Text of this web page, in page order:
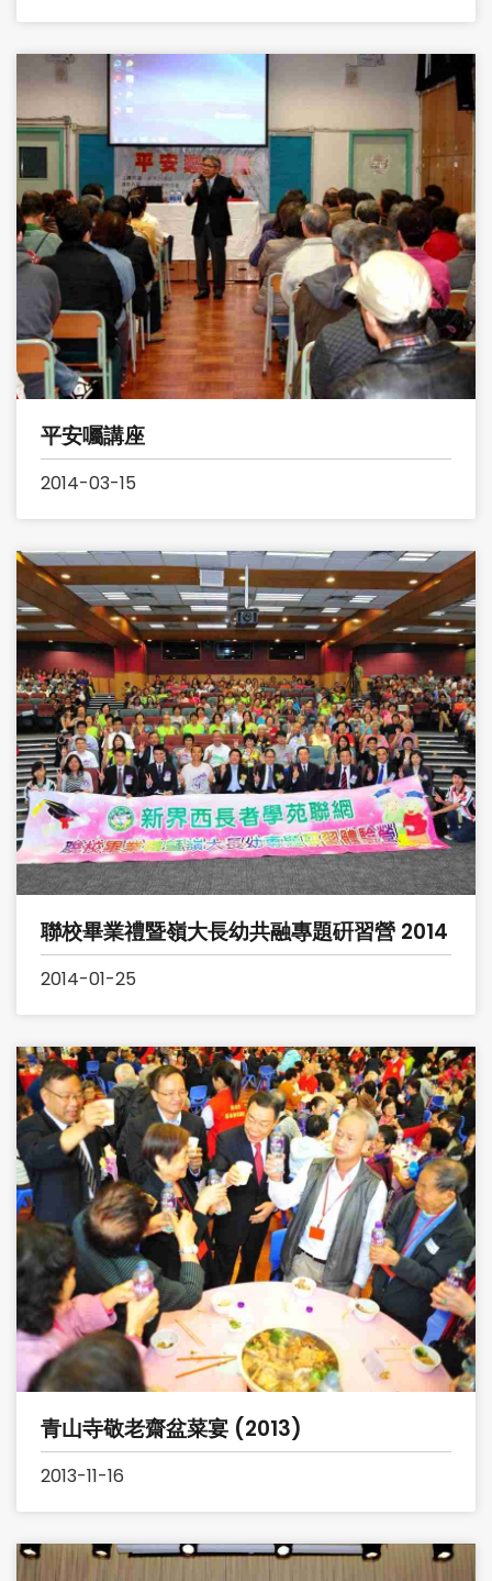
平安囑講座
2014-03-15
聯校畢業禮暨嶺大長幼共融專題硏習營 2014
2014-01-25
青山寺敬老齋盆菜宴 (2013)
2013-11-16